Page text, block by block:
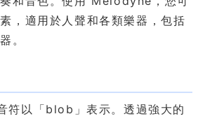
，適用於人聲和各類樂器，包括
。
以「blob」表示。透過強大的